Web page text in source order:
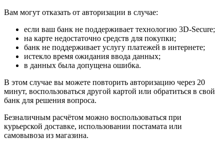
Вам могут отказать от авторизации в случае:
если ваш банк не поддерживает технологию 3D-Secure;
на карте недостаточно средств для покупки;
банк не поддерживает услугу платежей в интернете;
истекло время ожидания ввода данных;
в данных была допущена ошибка.
В этом случае вы можете повторить авторизацию через 20
минут, воспользоваться другой картой или обратиться в свой
банк для решения вопроса.
Безналичным расчётом можно воспользоваться при
курьерской доставке, использовании постамата или
самовывоза из магазина.